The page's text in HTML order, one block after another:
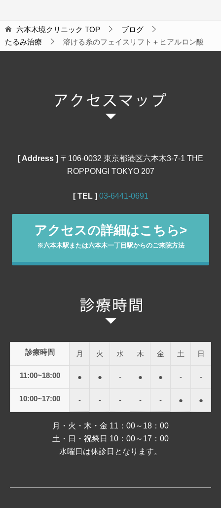
六本木境クリニック TOP
ブログ
たるみ治療
溶ける糸のフェイスリフト＋ヒアルロン酸
[ Address ] 〒106‐0032 東京都港区六本木3-7-1 THE
ROPPONGI TOKYO 207
[ TEL ] 03‐6441‐0691
アクセスの詳細はこちら>
※六本木駅または六本木一丁目駅からのご来院方法
診療時間 月 火 水 木 金 土 日
11:00~18:00 ● ● - ● ● - -
10:00~17:00 - - - - - ● ●
月・火・木・金 11：00～18：00
土・日・祝祭日 10：00～17：00
水曜日は休診日となります。